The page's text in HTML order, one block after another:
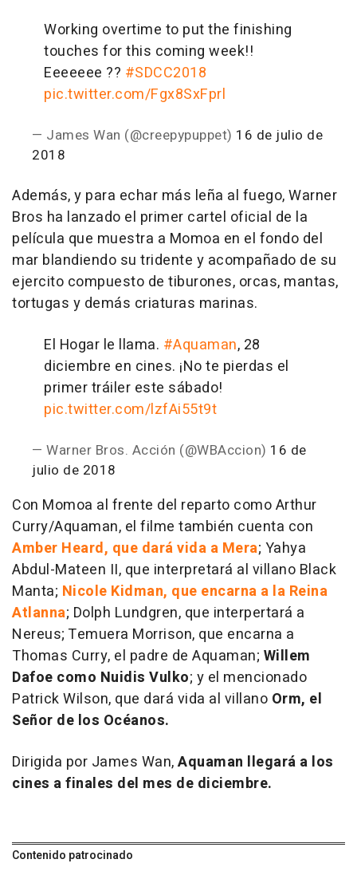
Working overtime to put the finishing
touches for this coming week!!
Eeeeeee ?? #SDCC2018
pic.twitter.com/Fgx8SxFprl
— James Wan (@creepypuppet) 16 de julio de
2018
Además, y para echar más leña al fuego, Warner
Bros ha lanzado el primer cartel oficial de la
película que muestra a Momoa en el fondo del
mar blandiendo su tridente y acompañado de su
ejercito compuesto de tiburones, orcas, mantas,
tortugas y demás criaturas marinas.
El Hogar le llama. #Aquaman, 28
diciembre en cines. ¡No te pierdas el
primer tráiler este sábado!
pic.twitter.com/lzfAi55t9t
— Warner Bros. Acción (@WBAccion) 16 de
julio de 2018
Con Momoa al frente del reparto como Arthur
Curry/Aquaman, el filme también cuenta con
Amber Heard, que dará vida a Mera; Yahya
Abdul-Mateen II, que interpretará al villano Black
Manta; Nicole Kidman, que encarna a la Reina
Atlanna; Dolph Lundgren, que interpertará a
Nereus; Temuera Morrison, que encarna a
Thomas Curry, el padre de Aquaman; Willem
Dafoe como Nuidis Vulko; y el mencionado
Patrick Wilson, que dará vida al villano Orm, el
Señor de los Océanos.
Dirigida por James Wan,Aquaman llegará a los
cines a finales del mes de diciembre.
Contenido patrocinado